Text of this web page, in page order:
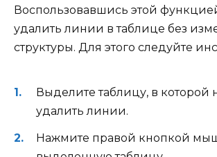
Воспользовавшись этой
удалить линии в таблице без
структуры. Для этого следуйте
Выделите таблицу, в которой
удалить линии.
Нажмите правой кнопкой